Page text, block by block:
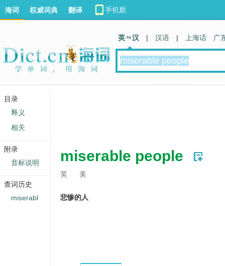
miserable people
英 美
悲惨的人
海词 权威词典 翻译
英 汉 | 汉语 | 上海话 广
目录
释义
相关
附录
音标说明
查词历史
miserabl